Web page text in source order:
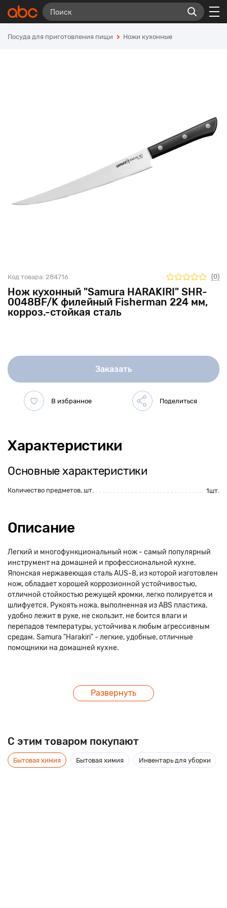
Посуда для приготовления пищи Ножи кухонные
Нож кухонный "Samura HARAKIRI" SHR-
0048BF/K филейный Fisherman 224 мм,
корроз.-стойкая сталь
Код товара: 284716 (0)
Заказать
Характеристики
Основные характеристики
Количество предметов, шт. 1шт.
Описание
Легкий и многофункциональный нож - самый популярный
инструмент на домашней и профессиональной кухне.
Японская нержавеющая cталь AUS-8, из которой изготовлен
нож, обладает хорошей коррозионной устойчивостью,
отличной стойкостью режущей кромки, легко полируется и
шлифуется. Рукоять ножа, выполненная из ABS пластика,
удобно лежит в руке, не скользит, не боится влаги и
перепадов температуры, устойчива к любым агрессивным
средам. Samura "Harakiri" - легкие, удобные, отличные
помощники на домашней кухне.
Развернуть
C этим товаром покупают
Бытовая химия Бытовая химия Инвентарь для уборки